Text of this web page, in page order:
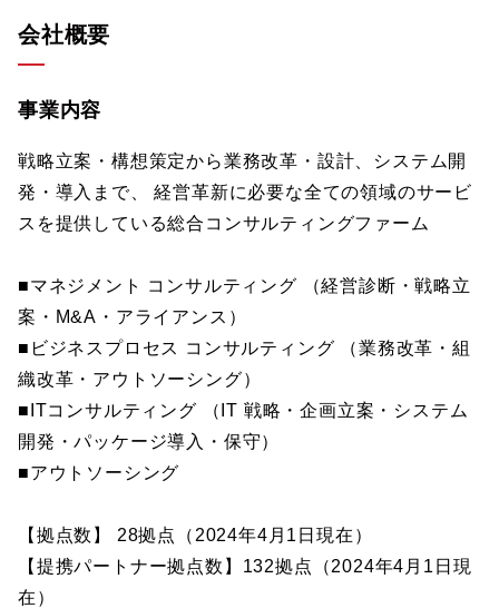
会社概要
事業内容
戦略立案・構想策定から業務改革・設計、システム開
発・導入まで、 経営革新に必要な全ての領域のサービ
スを提供している総合コンサルティングファーム
■マネジメント コンサルティング （経営診断・戦略立
案・M&A・アライアンス）
■ビジネスプロセス コンサルティング （業務改革・組
織改革・アウトソーシング）
■ITコンサルティング （IT 戦略・企画立案・システム
開発・パッケージ導入・保守）
■アウトソーシング
【拠点数】 28拠点（2024年4月1日現在）
【提携パートナー拠点数】132拠点（2024年4月1日現
在）